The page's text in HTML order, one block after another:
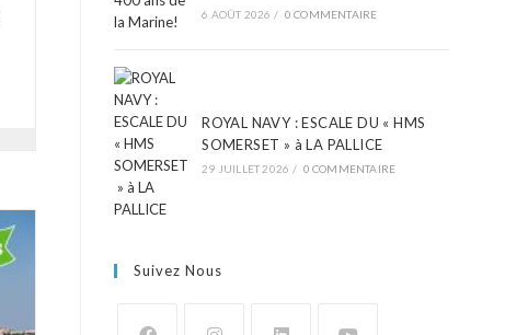
6 AOÛT 2026 / 0 COMMENTAIRE
ROYAL NAVY : ESCALE DU « HMS
SOMERSET » à LA PALLICE
29 JUILLET 2026 / 0 COMMENTAIRE
Suivez Nous